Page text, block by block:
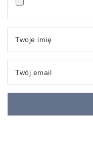
Twoje imię
Twój email